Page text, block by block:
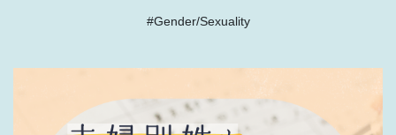
#Gender/Sexuality